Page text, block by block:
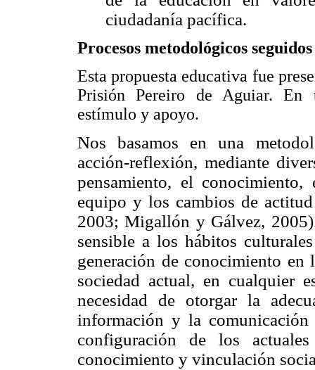
ciudadanía pacífica.
Procesos metodológicos seguidos
Esta propuesta educativa fue
Prisión Pereiro de Aguiar. En
estímulo y apoyo.
Nos basamos en una
acción-reflexión, mediante
pensamiento, el
equipo y los cambios de
2003; Migallón y Gálvez,
sensible a los hábitos
generación de conocimiento
sociedad actual, en cualquier
necesidad de otorgar la
información y la
configuración de los
conocimiento y vinculación